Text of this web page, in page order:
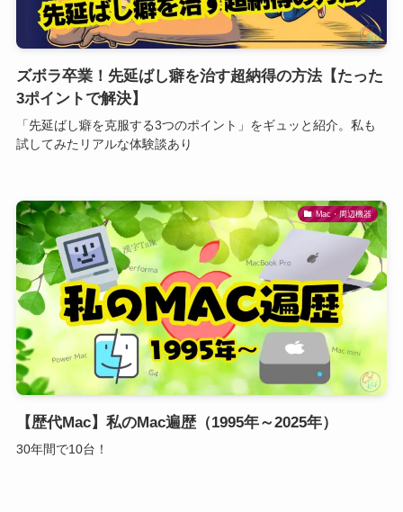
ズボラ卒業！先延ばし癖を治す超納得の方法【たった
3ポイントで解決】
「先延ばし癖を克服する3つのポイント」をギュッと紹介。私も
試してみたリアルな体験談あり
Mac・周辺機器
【歴代Mac】私のMac遍歴（1995年～2025年）
30年間で10台！